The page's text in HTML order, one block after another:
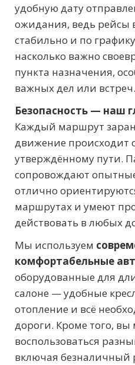
удобную дату
ожидания, ведь рейсы
стабильно и по
насколько важно
пункта назначения,
важных дел или встреч.
Безопасность — наш
Каждый маршрут
движение происходит
утверждённому пути.
сопровождают
отлично
маршрутах и умеют
действовать в любых
Мы используем
комфортабельные
оборудованные для
салоне — удобные
отопление и всё
дороги. Кроме того, вы
воспользоваться
включая безналичный